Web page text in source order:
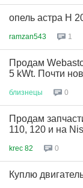
опель астра Н
ramzan543 1
Продам
5 kWt. Почти
близнецы 0
Продам
110, 120 и на
krec 82 0
Куплю